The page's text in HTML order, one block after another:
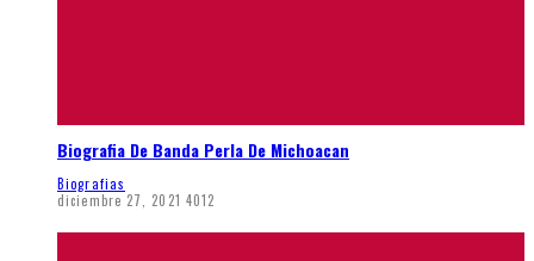
Biografia De Banda Perla De Michoacan
Biografias
diciembre 27, 2021 4012